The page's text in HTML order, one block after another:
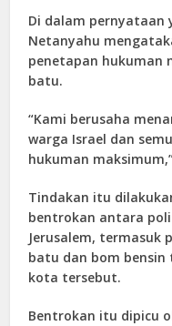
Di dalam pernyataan
Netanyahu
penetapan hukuman
batu.
“Kami berusaha
warga Israel dan
hukuman
Tindakan itu
bentrokan antara
Jerusalem, termasuk
batu dan bom bensin
kota tersebut.
Bentrokan itu dipicu